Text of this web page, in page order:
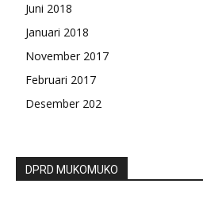
Juni 2018
Januari 2018
November 2017
Februari 2017
Desember 202
DPRD MUKOMUKO